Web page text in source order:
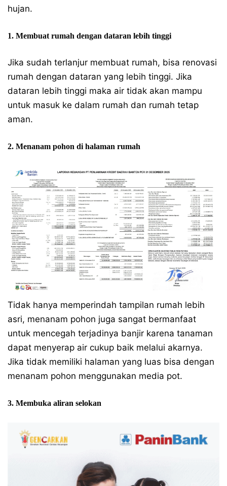
hujan.
1. Membuat rumah dengan dataran lebih tinggi
Jika sudah terlanjur membuat rumah, bisa renovasi
rumah dengan dataran yang lebih tinggi. Jika
dataran lebih tinggi maka air tidak akan mampu
untuk masuk ke dalam rumah dan rumah tetap
aman.
2. Menanam pohon di halaman rumah
Tidak hanya memperindah tampilan rumah lebih
asri, menanam pohon juga sangat bermanfaat
untuk mencegah terjadinya banjir karena tanaman
dapat menyerap air cukup baik melalui akarnya.
Jika tidak memiliki halaman yang luas bisa dengan
menanam pohon menggunakan media pot.
3. Membuka aliran selokan